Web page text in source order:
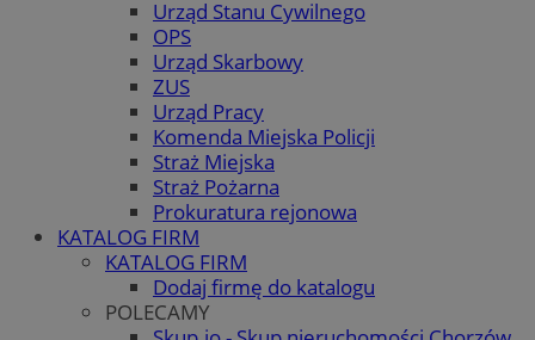
Urząd Stanu Cywilnego
OPS
Urząd Skarbowy
ZUS
Urząd Pracy
Komenda Miejska Policji
Straż Miejska
Straż Pożarna
Prokuratura rejonowa
KATALOG FIRM
KATALOG FIRM
Dodaj firmę do katalogu
POLECAMY